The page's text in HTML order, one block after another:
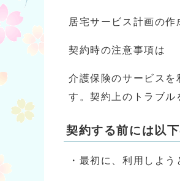
居宅サービス計画の
契約時の注意事項は
介護保険のサービス
す。契約上のトラブ
契約する前には以
・最初に、利用しよ